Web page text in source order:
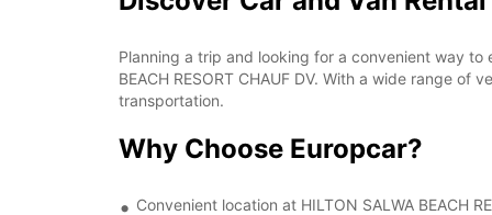
Planning a trip and looking for a convenient way
BEACH RESORT CHAUF DV. With a wide range
transportation.
Why Choose Europcar?
Convenient location at HILTON SALWA BEACH